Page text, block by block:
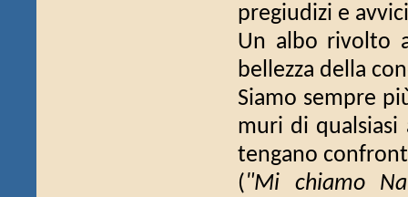
pregiudizi e
Un albo rivolto
bellezza della
Siamo sempre
muri di qualsiasi
tengano
( "Mi chiamo